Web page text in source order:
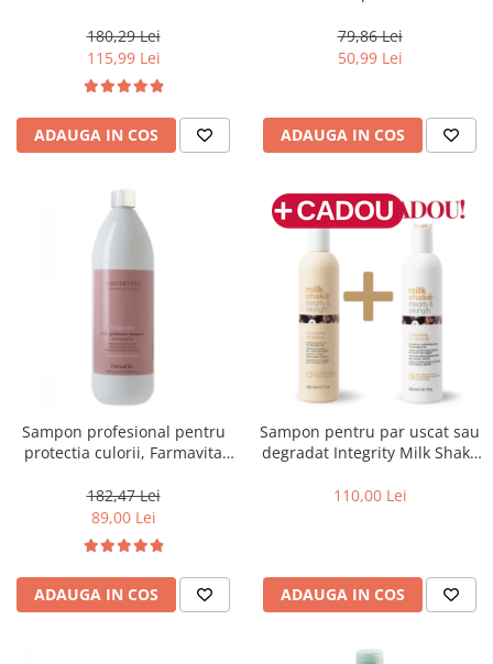
180,29 Lei
115,99 Lei
ADAUGA IN COS
Design Keratin Therapy, 250
ml
79,86 Lei
50,99 Lei
ADAUGA IN COS
Sampon profesional pentru
protectia culorii, Farmavita
182,47 Lei
89,00 Lei
ADAUGA IN COS
Sampon pentru par uscat sau
degradat Integrity Milk Shake
Nourishing Shampoo, 300 ml
110,00 Lei
ADAUGA IN COS